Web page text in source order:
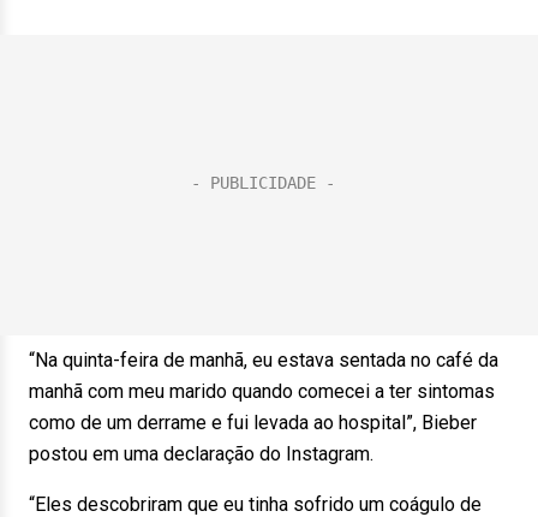
“Na quinta-feira de manhã, eu estava sentada no café da
manhã com meu marido quando comecei a ter sintomas
como de um derrame e fui levada ao hospital”, Bieber
postou em uma declaração do Instagram.
“Eles descobriram que eu tinha sofrido um coágulo de